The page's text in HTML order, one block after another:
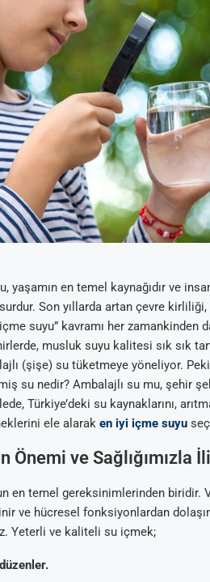
yaşamın en temel kaynağıdır ve
Son yıllarda artan çevre
suyu” kavramı her zamankinden
musluk suyu kalitesi sık sık
(şişe) su tüketmeye yöneliyor.
su nedir? Ambalajlı su mu, şehir
Türkiye’deki su kaynaklarını,
ele alarak en iyi içme suyu
Önemi ve Sağlığımızla
en temel gereksinimlerinden biridir.
ve hücresel fonksiyonlardan
Yeterli ve kaliteli su içmek;
düzenler.
Arıtmave